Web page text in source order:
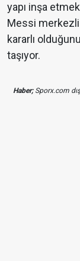
yapı inşa
Messi
kararlı
taşıyor.
Haber;Sporx.com